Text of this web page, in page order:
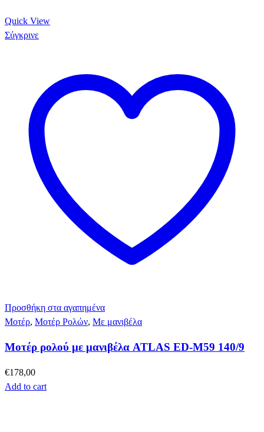
Quick View
Σύγκρινε
Προσθήκη στα αγαπημένα
Μοτέρ, Μοτέρ Ρολών, Με μανιβέλα
Μοτέρ ρολού με μανιβέλα ATLAS ED-M59 140/9
€178,00
Add to cart